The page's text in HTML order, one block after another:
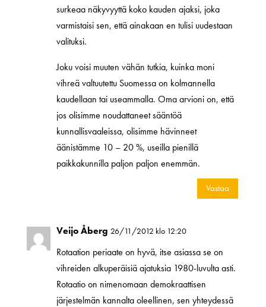
surkeaa näkyvyyttä koko kauden ajaksi, joka
varmistaisi sen, että ainakaan en tulisi uudestaan
valituksi.
Joku voisi muuten vähän tutkia, kuinka moni
vihreä valtuutettu Suomessa on kolmannella
kaudellaan tai useammalla. Oma arvioni on, että
jos olisimme noudattaneet sääntöä
kunnallisvaaleissa, olisimme hävinneet
äänistämme 10 – 20 %, useilla pienillä
paikkakunnilla paljon paljon enemmän.
Vastaa
Veijo Åberg 26/11/2012 klo 12:20
Rotaation periaate on hyvä, itse asiassa se on
vihreiden alkuperäisiä ajatuksia 1980-luvulta asti.
Rotaatio on nimenomaan demokraattisen
järjestelmän kannalta oleellinen, sen yhteydessä